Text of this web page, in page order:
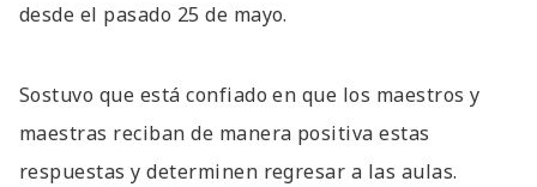
desde el pasado 25 de mayo.
Sostuvo que está confiado en que los maestros y
maestras reciban de manera positiva estas
respuestas y determinen regresar a las aulas.